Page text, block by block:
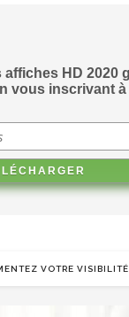
affiches HD 2020
vous inscrivant à
VOTRE